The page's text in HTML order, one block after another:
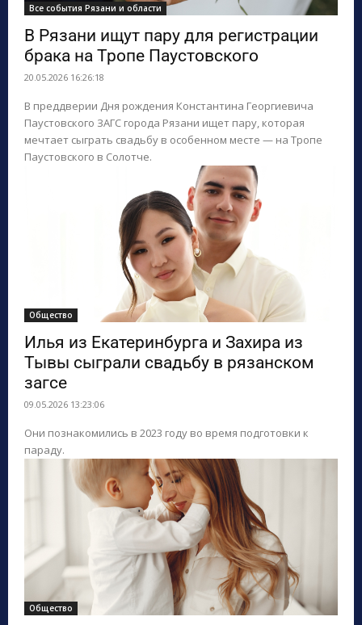
Все события Рязани и области
В Рязани ищут пару для регистрации
брака на Тропе Паустовского
20.05.2026 16:26:18
В преддверии Дня рождения Константина Георгиевича
Паустовского ЗАГС города Рязани ищет пару, которая
мечтает сыграть свадьбу в особенном месте — на Тропе
Паустовского в Солотче.
Общество
Илья из Екатеринбурга и Захира из
Тывы сыграли свадьбу в рязанском
загсе
09.05.2026 13:23:06
Они познакомились в 2023 году во время подготовки к
параду.
Общество